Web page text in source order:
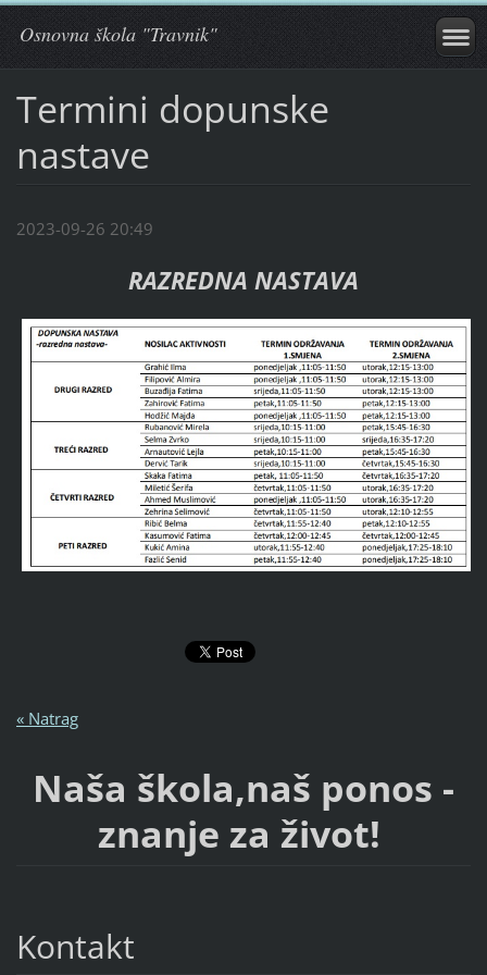
Osnovna škola "Travnik"
Termini dopunske
nastave
2023-09-26 20:49
RAZREDNA NASTAVA
« Natrag
Naša škola,naš ponos -
znanje za život!
Kontakt